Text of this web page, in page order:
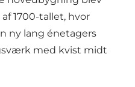
1700-tallet, hvor
ny lang énetagers
med kvist midt